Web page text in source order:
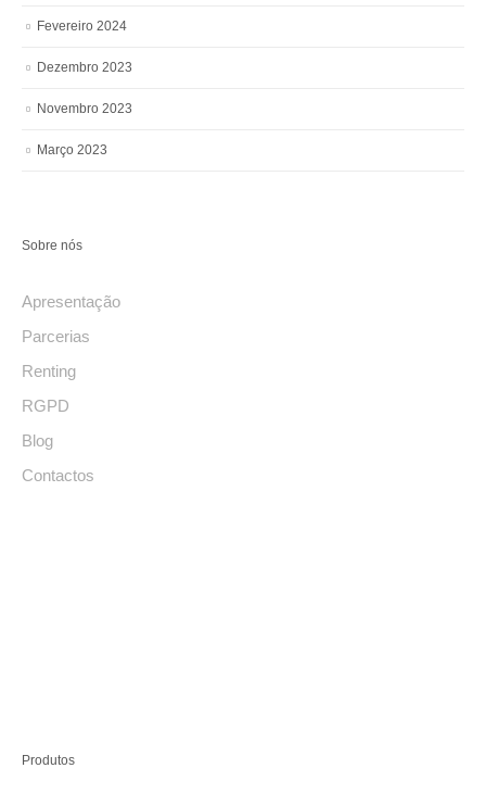
Fevereiro 2024
Dezembro 2023
Novembro 2023
Março 2023
Sobre nós
Apresentação
Parcerias
Renting
RGPD
Blog
Contactos
Produtos